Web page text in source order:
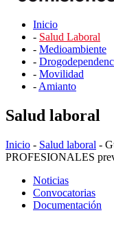
Inicio
- Salud Laboral
- Medioambiente
-
- Movilidad
- Amianto
Salud laboral
Inicio - Salud laboral -
PROFESIONALES
Noticias
Convocatorias
Documentación